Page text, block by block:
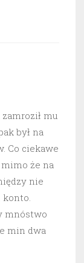
mu
był na
Co ciekawe
mimo że na
nie
konto.
mnóstwo
min dwa